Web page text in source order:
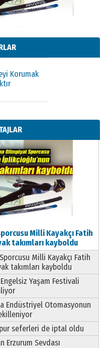
Korumak
Korumak
Korumak
Milli Kayakçı Fatih
takımları kayboldu
Milli Kayakçı Fatih
takımları kayboldu
Yaşam Festivali
Endüstriyel Otomasyonun
seferleri de iptal oldu
Erzurum Sevdası